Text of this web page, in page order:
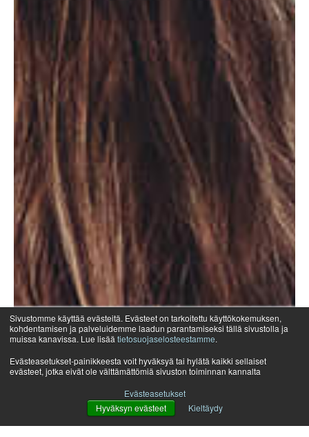
Sivustomme käyttää evästeitä. Evästeet on tarkoitettu käyttökokemuksen,
kohdentamisen ja palveluidemme laadun parantamiseksi tällä sivustolla ja
muissa kanavissa. Lue lisää tietosuojaselosteestamme.
Evästeasetukset-painikkeesta voit hyväksyä tai hylätä kaikki sellaiset
evästeet, jotka eivät ole välttämättömiä sivuston toiminnan kannalta
Evästeasetukset
Hyväksyn evästeet
Kieltäydy